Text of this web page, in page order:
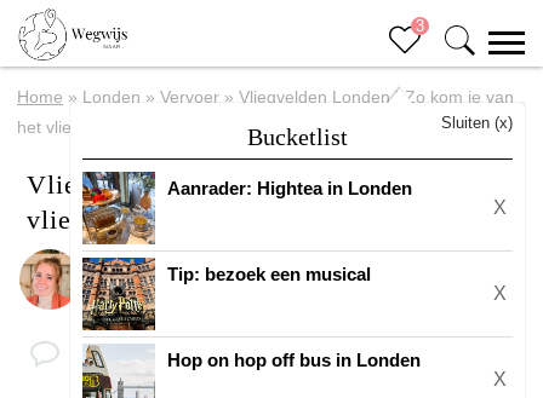
3
Bucketlist
Sluiten (x)
Aanrader: Hightea in Londen
X
Tip: bezoek een musical
X
Hop on hop off bus in Londen
X
Home » Londen » Vervoer » Vliegvelden Londen | Zo kom je van
het vliegveld naar het centrum
Vliegvelden Londen | Zo kom je van het
vliegveld naar het centrum
DoorEline